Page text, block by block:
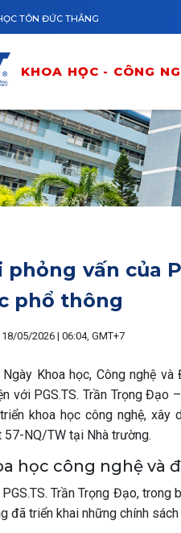
TÔN ĐỨC THẮNG
KHOA HỌC - CÔNG
phỏng vấn của
phổ thông
18/05/2026 | 06:04, GMT+7
Ngày Khoa học, Công nghệ
với PGS.TS. Trần Trọng
khoa học công nghệ,
57-NQ/TW tại Nhà trường.
học công nghệ và
Trần Trọng Đạo,
đã triển khai những chính